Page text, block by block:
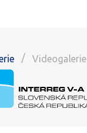
/ Videogalerie